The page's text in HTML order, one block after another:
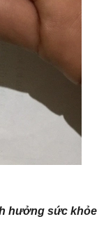
hưởng sức khỏe